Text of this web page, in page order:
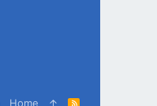
Home R